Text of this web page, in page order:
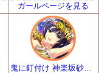
ガールページを見る
鬼に釘付け 神楽坂砂夜 | SSR